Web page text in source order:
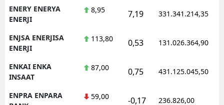
ENERY ENERYA
ENERJI
8,95 7,19 331.341.214,35
ENJSA ENERJISA
ENERJI
113,80 0,53 131.026.364,90
ENKAI ENKA
INSAAT
87,00 0,75 431.125.045,50
ENPRA ENPARA
59,00 -0,17 236.826,00